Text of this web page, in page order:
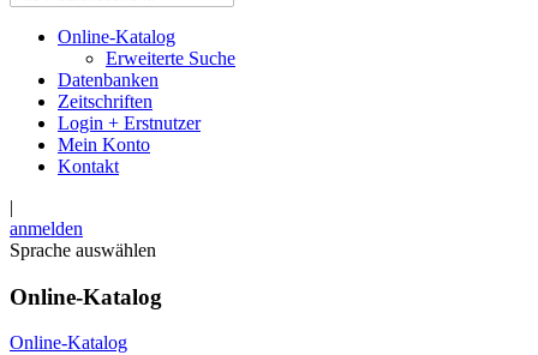
Online-Katalog
Erweiterte Suche
Datenbanken
Zeitschriften
Login + Erstnutzer
Mein Konto
Kontakt
|
anmelden
Sprache auswählen
Online-Katalog
Online-Katalog